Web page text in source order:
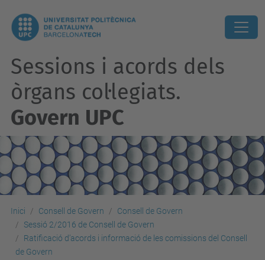
Sessions i acords dels
òrgans col·legiats.
Govern UPC
Inici Consell de Govern
Consell de Govern
Sessió 2/2016 de Consell de Govern
Ratificació d’acords i informació de les comissions del Consell
de Govern